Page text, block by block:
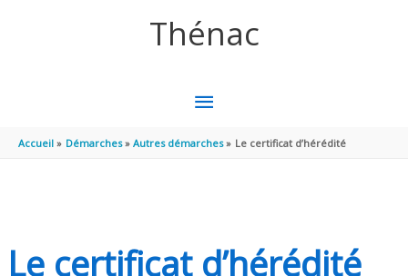
Thénac
MENU
PRINCIPAL
Accueil Démarches Autres démarches Le certificat d’hérédité
Le certificat d’hérédité